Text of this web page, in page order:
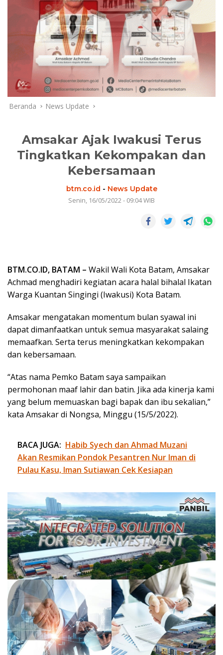
Beranda News Update
Amsakar Ajak Iwakusi Terus
Tingkatkan Kekompakan dan
Kebersamaan
btm.co.id - News Update
Senin, 16/05/2022 - 09:04 WIB
BTM.CO.ID, BATAM – Wakil Wali Kota Batam, Amsakar
Achmad menghadiri kegiatan acara halal bihalal Ikatan
Warga Kuantan Singingi (Iwakusi) Kota Batam.
Amsakar mengatakan momentum bulan syawal ini
dapat dimanfaatkan untuk semua masyarakat salaing
memaafkan. Serta terus meningkatkan kekompakan
dan kebersamaan.
“Atas nama Pemko Batam saya sampaikan
permohonan maaf lahir dan batin. Jika ada kinerja kami
yang belum memuaskan bagi bapak dan ibu sekalian,”
kata Amsakar di Nongsa, Minggu (15/5/2022).
BACA JUGA: Habib Syech dan Ahmad Muzani
Akan Resmikan Pondok Pesantren Nur Iman di
Pulau Kasu, Iman Sutiawan Cek Kesiapan